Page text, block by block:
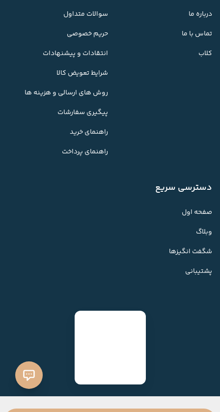
درباره ما
تماس با ما
کلاب
سوالات متداول
حریم خصوصی
انتقادات و پیشنهادات
شرایط تعویض کالا
روش های ارسالی و هزینه ها
پیگیری سفارشات
راهنمای خرید
راهنمای پرداخت
دسترسی سریع
صفحه اول
وبلاگ
شگفت انگیزها
پشتیبانی